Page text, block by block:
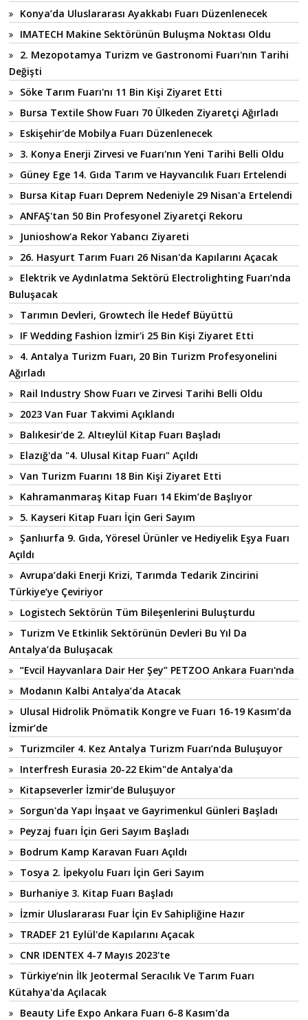
Konya’da Uluslararası Ayakkabı Fuarı Düzenlenecek
IMATECH Makine Sektörünün Buluşma Noktası Oldu
2. Mezopotamya Turizm ve Gastronomi Fuarı'nın Tarihi
Değişti
Söke Tarım Fuarı'nı 11 Bin Kişi Ziyaret Etti
Bursa Textile Show Fuarı 70 Ülkeden Ziyaretçi Ağırladı
Eskişehir'de Mobilya Fuarı Düzenlenecek
3. Konya Enerji Zirvesi ve Fuarı'nın Yeni Tarihi Belli Oldu
Güney Ege 14. Gıda Tarım ve Hayvancılık Fuarı Ertelendi
Bursa Kitap Fuarı Deprem Nedeniyle 29 Nisan'a Ertelendi
ANFAŞ'tan 50 Bin Profesyonel Ziyaretçi Rekoru
Junioshow'a Rekor Yabancı Ziyareti
26. Hasyurt Tarım Fuarı 26 Nisan'da Kapılarını Açacak
Elektrik ve Aydınlatma Sektörü Electrolighting Fuarı’nda
Buluşacak
Tarımın Devleri, Growtech İle Hedef Büyüttü
IF Wedding Fashion İzmir'i 25 Bin Kişi Ziyaret Etti
4. Antalya Turizm Fuarı, 20 Bin Turizm Profesyonelini
Ağırladı
Rail Industry Show Fuarı ve Zirvesi Tarihi Belli Oldu
2023 Van Fuar Takvimi Açıklandı
Balıkesir'de 2. Altıeylül Kitap Fuarı Başladı
Elazığ'da "4. Ulusal Kitap Fuarı" Açıldı
Van Turizm Fuarını 18 Bin Kişi Ziyaret Etti
Kahramanmaraş Kitap Fuarı 14 Ekim’de Başlıyor
5. Kayseri Kitap Fuarı İçin Geri Sayım
Şanlıurfa 9. Gıda, Yöresel Ürünler ve Hediyelik Eşya Fuarı
Açıldı
Avrupa’daki Enerji Krizi, Tarımda Tedarik Zincirini
Türkiye’ye Çeviriyor
Logistech Sektörün Tüm Bileşenlerini Buluşturdu
Turizm Ve Etkinlik Sektörünün Devleri Bu Yıl Da
Antalya’da Buluşacak
“Evcil Hayvanlara Dair Her Şey” PETZOO Ankara Fuarı'nda
Modanın Kalbi Antalya’da Atacak
Ulusal Hidrolik Pnömatik Kongre ve Fuarı 16-19 Kasım’da
İzmir’de
Turizmciler 4. Kez Antalya Turizm Fuarı’nda Buluşuyor
Interfresh Eurasia 20-22 Ekim"de Antalya'da
Kitapseverler İzmir'de Buluşuyor
Sorgun'da Yapı İnşaat ve Gayrimenkul Günleri Başladı
Peyzaj fuarı İçin Geri Sayım Başladı
Bodrum Kamp Karavan Fuarı Açıldı
Tosya 2. İpekyolu Fuarı İçin Geri Sayım
Burhaniye 3. Kitap Fuarı Başladı
İzmir Uluslararası Fuar İçin Ev Sahipliğine Hazır
TRADEF 21 Eylül'de Kapılarını Açacak
CNR IDENTEX 4-7 Mayıs 2023'te
Türkiye’nin İlk Jeotermal Seracılık Ve Tarım Fuarı
Kütahya'da Açılacak
Beauty Life Expo Ankara Fuarı 6-8 Kasım'da